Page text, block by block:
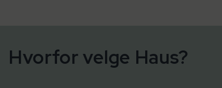
Hvorfor velge Haus?